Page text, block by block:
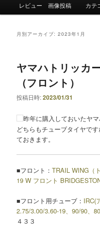
メ
レビュー 画像投稿 カテ
月別アーカイブ:2023年1月
ヤマハトリッカ
（フロント）
投稿日時:2023/01/31
昨年に購入しておいたヤ
どちらもチューブタイヤで
ておきます。
■フロント：TRAIL WING（
19 W フロント
■フロント用チューブ： IRC(
2.75/3.00/3.60-19、90/90、
４３３